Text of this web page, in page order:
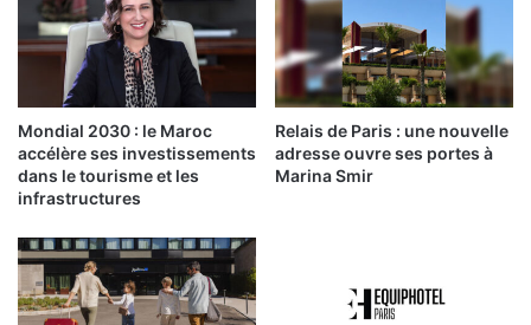
Mondial 2030 : le Maroc
accélère ses investissements
dans le tourisme et les
infrastructures
Relais de Paris : une nouvelle
adresse ouvre ses portes à
Marina Smir